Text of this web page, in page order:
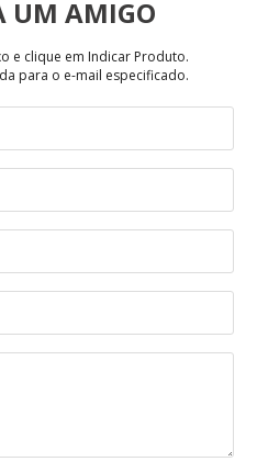
e clique em Indicar Produto.
para o e-mail especificado.